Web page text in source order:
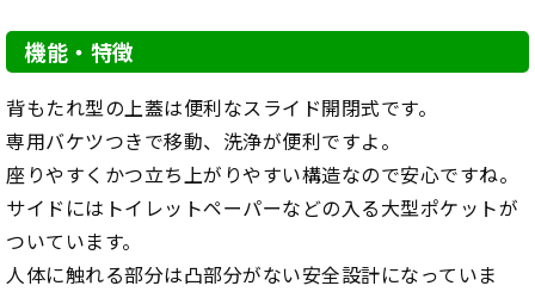
機能・特徴
背もたれ型の上蓋は便利なスライド開閉式です。
専用バケツつきで移動、洗浄が便利ですよ。
座りやすくかつ立ち上がりやすい構造なので安心ですね。
サイドにはトイレットペーパーなどの入る大型ポケットが
ついています。
人体に触れる部分は凸部分がない安全設計になっていま